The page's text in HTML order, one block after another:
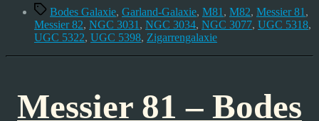
82
–
Schlagwörter
Bodes Galaxie, Garland-Galaxie, M81 , M82, Messier 81 ,
Messier 82, NGC 3031 , NGC 3034, NGC 3077, UGC 5318,
UGC 5322, UGC 5398, Zigarrengalaxie
Messier 81 – Bodes